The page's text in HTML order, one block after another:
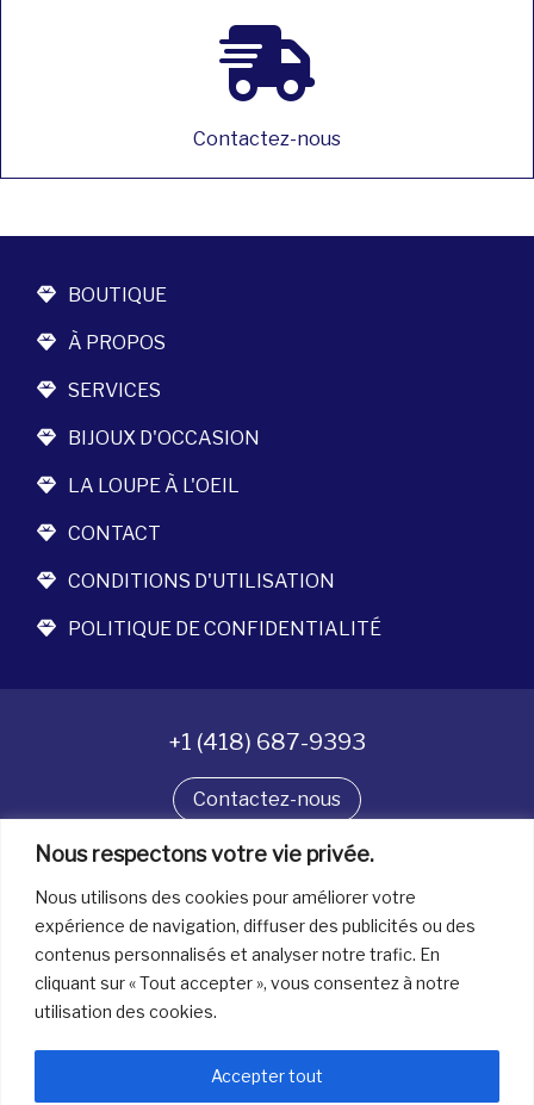
Nous respectons votre vie privée.
Nous utilisons des cookies pour améliorer votre
expérience de navigation, diffuser des publicités ou des
contenus personnalisés et analyser notre trafic. En
cliquant sur « Tout accepter », vous consentez à notre
utilisation des cookies.
Accepter tout
Contactez-nous
BOUTIQUE
À PROPOS
SERVICES
BIJOUX D'OCCASION
LA LOUPE À L'OEIL
CONTACT
CONDITIONS D'UTILISATION
POLITIQUE DE CONFIDENTIALITÉ
+1 (418) 687-9393
Contactez-nous
Suivez-nous
Tous droits réservés. © La boîte à bijoux 2026